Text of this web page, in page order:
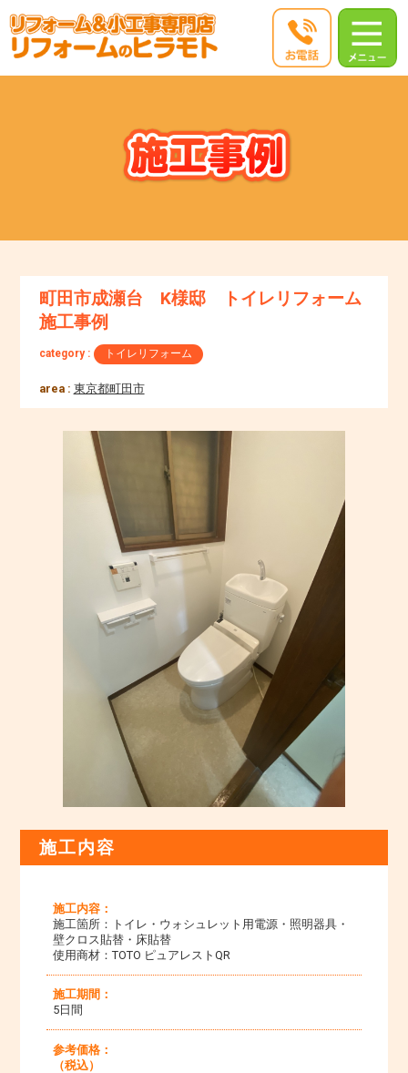
町田市成瀬台 K様邸 トイレリフォーム
施工事例
category : トイレリフォーム
area : 東京都町田市
施工内容
施工内容：
施工箇所：トイレ・ウォシュレット用電源・照明器具・
壁クロス貼替・床貼替
使用商材：TOTO ピュアレストQR
施工期間：
5日間
参考価格：
（税込）